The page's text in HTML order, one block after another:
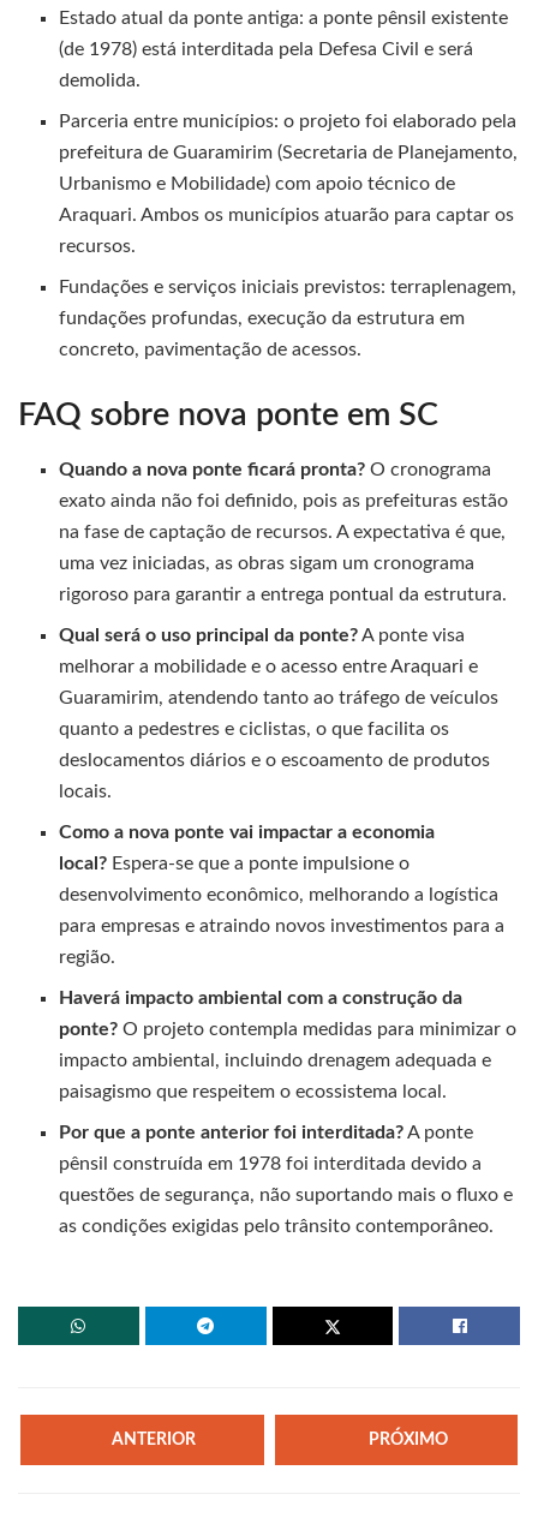
Estado atual da ponte antiga: a ponte pênsil existente
(de 1978) está interditada pela Defesa Civil e será
demolida.
Parceria entre municípios: o projeto foi elaborado pela
prefeitura de Guaramirim (Secretaria de Planejamento,
Urbanismo e Mobilidade) com apoio técnico de
Araquari. Ambos os municípios atuarão para captar os
recursos.
Fundações e serviços iniciais previstos: terraplenagem,
fundações profundas, execução da estrutura em
concreto, pavimentação de acessos.
FAQ sobre nova ponte em SC
Quando a nova ponte ficará pronta? O cronograma
exato ainda não foi definido, pois as prefeituras estão
na fase de captação de recursos. A expectativa é que,
uma vez iniciadas, as obras sigam um cronograma
rigoroso para garantir a entrega pontual da estrutura.
Qual será o uso principal da ponte?A ponte visa
melhorar a mobilidade e o acesso entre Araquari e
Guaramirim, atendendo tanto ao tráfego de veículos
quanto a pedestres e ciclistas, o que facilita os
deslocamentos diários e o escoamento de produtos
locais.
Como a nova ponte vai impactar a economia
local? Espera-se que a ponte impulsione o
desenvolvimento econômico, melhorando a logística
para empresas e atraindo novos investimentos para a
região.
Haverá impacto ambiental com a construção da
ponte? O projeto contempla medidas para minimizar o
impacto ambiental, incluindo drenagem adequada e
paisagismo que respeitem o ecossistema local.
Por que a ponte anterior foi interditada?A ponte
pênsil construída em 1978 foi interditada devido a
questões de segurança, não suportando mais o fluxo e
as condições exigidas pelo trânsito contemporâneo.
ANTERIOR PRÓXIMO